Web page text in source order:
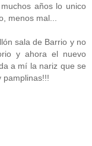
años lo unico
menos mal...
sala de Barrio y no
y ahora el nuevo
a mí la nariz que se
pamplinas!!!